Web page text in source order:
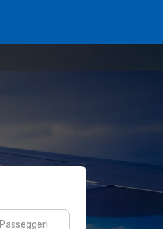
Passeggeri